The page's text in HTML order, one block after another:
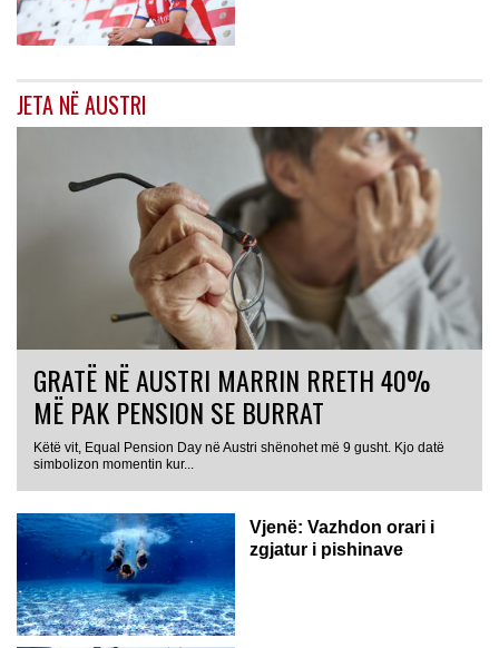
JETA NË AUSTRI
GRATË NË AUSTRI MARRIN RRETH 40%
MË PAK PENSION SE BURRAT
Këtë vit, Equal Pension Day në Austri shënohet më 9 gusht. Kjo datë
simbolizon momentin kur...
Vjenë: Vazhdon orari i
zgjatur i pishinave